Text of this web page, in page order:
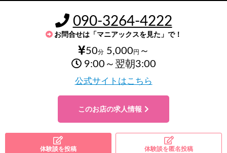
090-3264-4222
お問合せは「マニアックスを見た」で！
50分5,000 円 ～
9:00～翌朝3:00
公式サイトはこちら
このお店の求人情報
体験談を投稿 体験談を匿名投稿